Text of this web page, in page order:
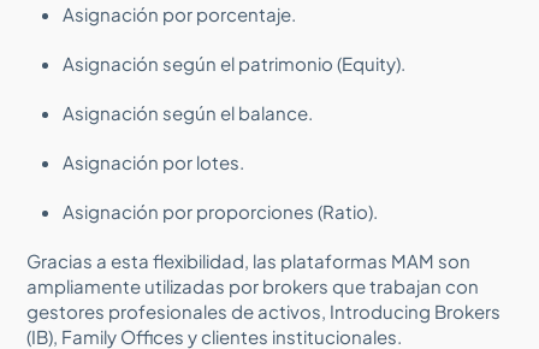
Asignación por porcentaje.
Asignación según el patrimonio (Equity).
Asignación según el balance.
Asignación por lotes.
Asignación por proporciones (Ratio).
Gracias a esta flexibilidad, las plataformas MAM son
ampliamente utilizadas por brokers que trabajan con
gestores profesionales de activos, Introducing Brokers
(IB), Family Offices y clientes institucionales.